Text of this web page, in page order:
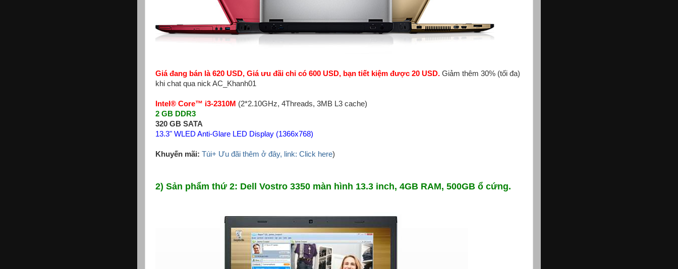
Giá đang bán là 620 USD, Giá ưu đãi chỉ có 600 USD, bạn tiết kiệm được 20 USD. Giảm thêm 30% (tối đa)
khi chat qua nick AC_Khanh01
Intel® Core™ i3-2310M (2*2.10GHz, 4Threads, 3MB L3 cache)
2 GB DDR3
320 GB SATA
13.3" WLED Anti-Glare LED Display (1366x768)
Khuyến mãi: Túi+ Ưu đãi thêm ở đây, link: Click here)
2) Sản phẩm thứ 2: Dell Vostro 3350 màn hình 13.3 inch, 4GB RAM, 500GB ổ cứng.